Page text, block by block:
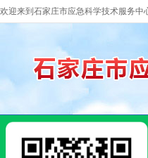
欢迎来到石家庄市应急科学技术服务中
主要
当前位置：网站首页 >> 信息中心